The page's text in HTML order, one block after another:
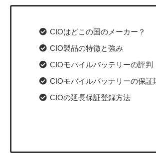
CIOはどこの国のメーカー？
CIO製品の特徴と強み
CIOモバイルバッテリーの評判
CIOモバイルバッテリーの保証
CIOの延長保証登録方法